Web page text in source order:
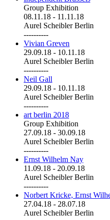
Group Exhibition
08.11.18 - 11.11.18
Aurel Scheibler Berlin
----------
Vivian Greven
29.09.18 - 10.11.18
Aurel Scheibler Berlin
----------
Neil Gall
29.09.18 - 10.11.18
Aurel Scheibler Berlin
----------
art berlin 2018
Group Exhibition
27.09.18 - 30.09.18
Aurel Scheibler Berlin
----------
Ernst Wilhelm Nay
11.09.18 - 20.09.18
Aurel Scheibler Berlin
----------
Norbert Kricke, Ernst
27.04.18 - 28.07.18
Aurel Scheibler Berlin